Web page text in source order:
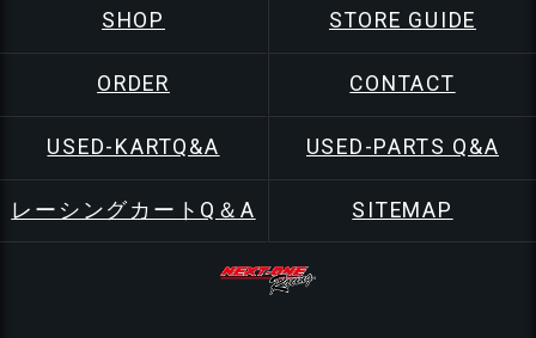
SHOP STORE GUIDE
ORDER CONTACT
USED-KARTQ&A USED-PARTS Q&A
レーシングカートQ＆A SITEMAP